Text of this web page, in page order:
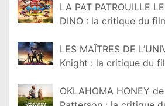
LA PAT PATROUILLE
DINO : la critique du
LES MAÎTRES DE
Knight : la critique du
OKLAHOMA HONEY